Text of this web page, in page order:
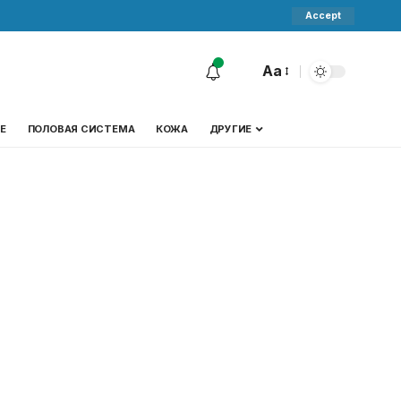
Accept
Aa
ПОЛОВАЯ СИСТЕМА КОЖА ДРУГИЕ